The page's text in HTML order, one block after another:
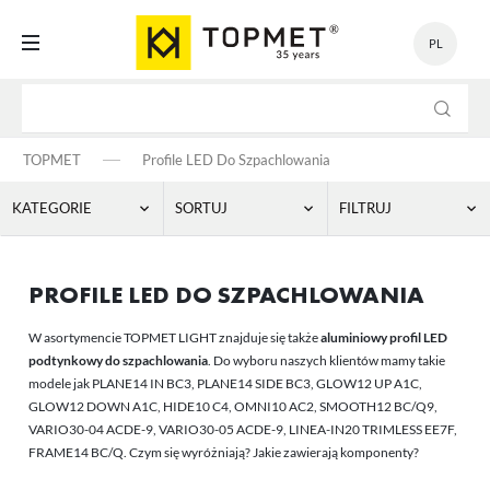
PL
TOPMET Profile LED Do Szpachlowania
KATEGORIE SORTUJ FILTRUJ
GLOW12 DOWN A1C
GLOW12 UP A1C
HIDE10 C4
HIDE10 C4 PLUS
LINEA-IN20 TRIMLESS EE7F
NAZWA ROSNĄCO
NAZWA MALEJĄCO
1000 MM
2000 MM 3000 MM 4000 MM
ANODOWANY [48]
SUROWE ALUMINIUM[51]
BIAŁY MALOWANY
MAKSYMALNA SZEROKOŚĆ LED
10 MM [31]
12 MM
CENA
PROFILE LED DO SZPACHLOWANIA
W asortymencie TOPMET LIGHT znajduje się takżealuminiowy profil LED
podtynkowy do szpachlowania. Do wyboru naszych klientów mamy takie
modele jak PLANE14 IN BC3, PLANE14 SIDE BC3, GLOW12 UP A1C,
GLOW12 DOWN A1C, HIDE10 C4, OMNI10 AC2, SMOOTH12 BC/Q9,
VARIO30-04 ACDE-9, VARIO30-05 ACDE-9, LINEA-IN20 TRIMLESS EE7F,
FRAME14 BC/Q. Czym się wyróżniają? Jakie zawierają komponenty?
USTAWIENIA
Niezbędne
Niezbędne pliki cookies służą do prawidłowego funkcjonowania strony
internetowej i umożliwiają Ci komfortowe korzystanie z oferowanych
przez nas usług.
Pliki cookies odpowiadają na podejmowane przez Ciebie działania w
celu m.in. dostosowania Twoich ustawień preferencji prywatności,
Więcej